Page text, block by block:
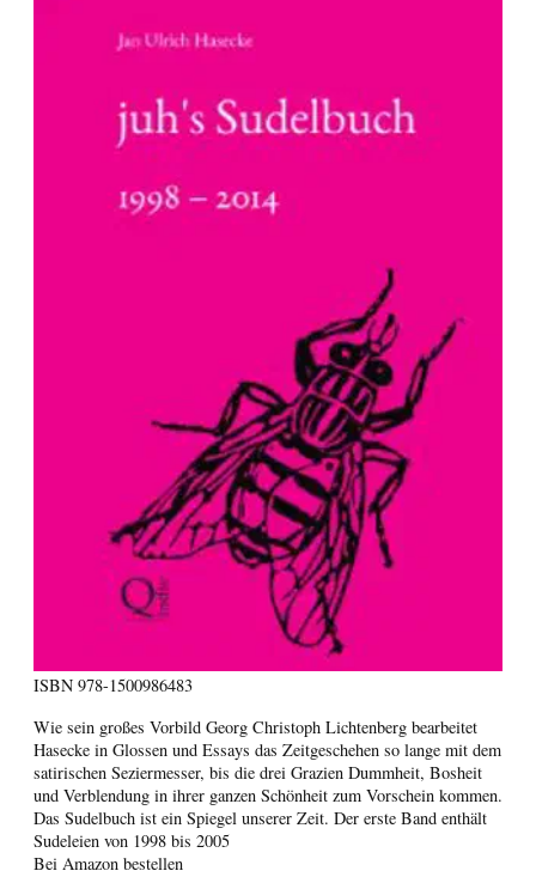
ISBN 978-1500986483
Wie sein großes Vorbild Georg Christoph Lichtenberg bearbeitet
Hasecke in Glossen und Essays das Zeitgeschehen so lange mit dem
satirischen Seziermesser, bis die drei Grazien Dummheit, Bosheit
und Verblendung in ihrer ganzen Schönheit zum Vorschein kommen.
Das Sudelbuch ist ein Spiegel unserer Zeit. Der erste Band enthält
Sudeleien von 1998 bis 2005
Bei Amazon bestellen